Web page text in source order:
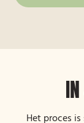
Het proces